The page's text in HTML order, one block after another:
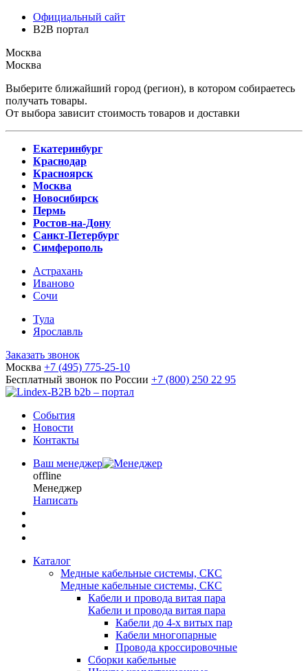
Официальный сайт
B2B портал
Москва
Москва
Выберите ближайший город (регион), в котором собираетесь
получать товары.
От выбора зависит стоимость товаров и доставки
Екатеринбург
Краснодар
Красноярск
Москва
Новосибирск
Пермь
Ростов-на-Дону
Санкт-Петербург
Симферополь
Астрахань
Иваново
Сочи
Тула
Ярославль
Заказать звонок
Москва +7 (495) 775-25-10
Бесплатный звонок по России +7 (800) 250 22 95
b2b – портал
События
Новости
Контакты
Ваш менеджер
offline
Менеджер
Написать
Каталог
Медные кабельные системы, СКС
Медные кабельные системы, СКС
Кабели и провода витая пара
Кабели и провода витая пара
Кабели до 4-х витых пар
Кабели многопарные
Провода кроссировочные
Сборки кабельные